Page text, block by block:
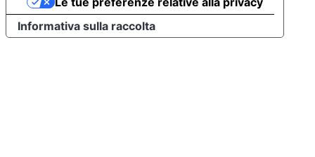
Informativa sulla raccolta